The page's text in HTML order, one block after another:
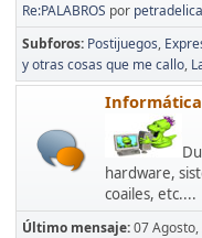
Re:PALABROS por
Subforos Postijuegos
y otras cosas que me callo
Informática
hardware,
coailes, etc....
Último mensaje:07 Agosto,